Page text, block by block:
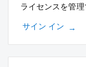
ライセンスを管理
サイン イン